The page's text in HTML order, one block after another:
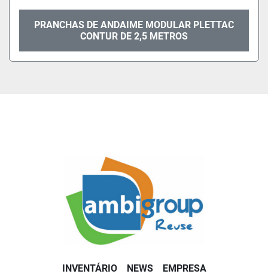
PRANCHAS DE ANDAIME MODULAR PLETTAC
CONTUR DE 2,5 METROS
INVENTÁRIO NEWS EMPRESA